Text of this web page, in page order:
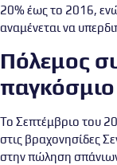
20% έως το 2016,
αναμένεται να
Πόλεμος
Το Σεπτέμβριο του
στις βραχονησίδες
στην πώληση